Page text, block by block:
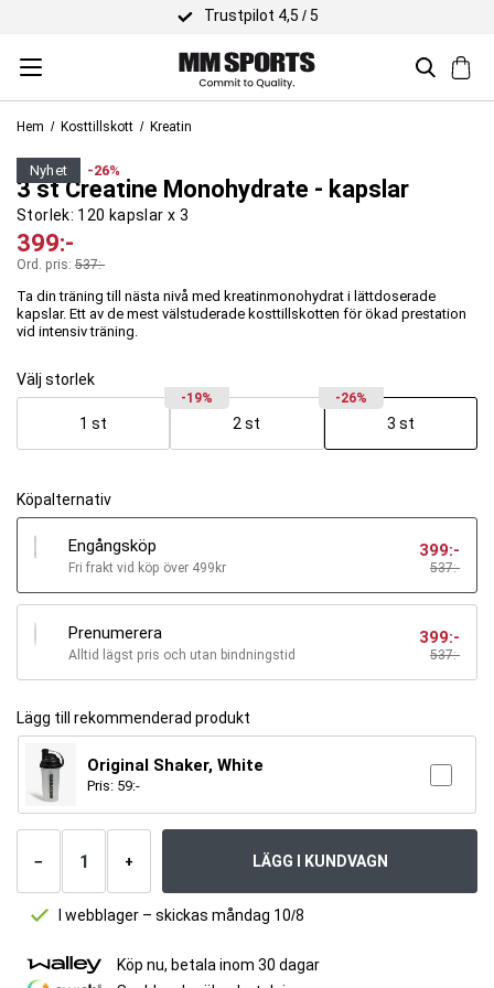
Trustpilot 4,5 / 5
Hem Kosttillskott Kreatin
nyhet -26%
Body Science
3 st Creatine Monohydrate - kapslar
Storlek: 120 kapslar x 3
399:-
Ord. pris: 537:-
Ta din träning till nästa nivå med kreatinmonohydrat i lättdoserade
kapslar. Ett av de mest välstuderade kosttillskotten för ökad prestation
vid intensiv träning.
Välj storlek
1 st
-19%
2 st
-26%
3 st
Köpalternativ
Engångsköp
Fri frakt vid köp över 499kr 537:-
399:-
Prenumerera
Alltid lägst pris och utan bindningstid 537:-
399:-
Lägg till rekommenderad produkt
Original Shaker, White
Pris: 59:-
−
Antal
+ LÄGG I KUNDVAGN
I webblager – skickas måndag 10/8
Köp nu, betala inom 30 dagar